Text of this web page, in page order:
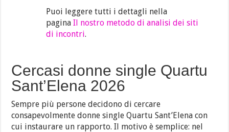
Puoi leggere tutti i dettagli nella
paginaIl nostro metodo di analisi dei siti
di incontri.
Cercasi donne single Quartu
Sant’Elena 2026
Sempre più persone decidono di cercare
consapevolmente donne single Quartu Sant’Elena con
cui instaurare un rapporto. Il motivo è semplice: nel